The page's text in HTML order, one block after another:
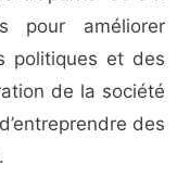
pour améliorer
politiques et des
de la société
des